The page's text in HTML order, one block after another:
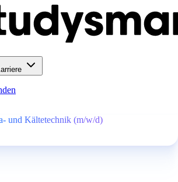
und Kältetechnik (m/w/d)